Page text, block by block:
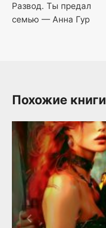
по
записям
Развод. Ты предал
семью — Анна Гур
Похожие книги